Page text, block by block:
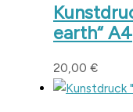
earth“ A4
20,00 €